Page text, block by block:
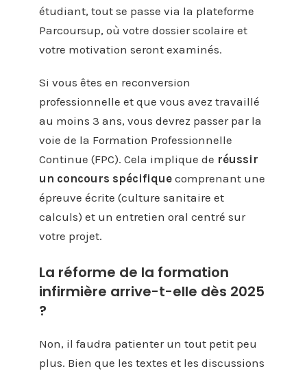
étudiant, tout se passe via la plateforme
Parcoursup, où votre dossier scolaire et
votre motivation seront examinés.
Si vous êtes en reconversion
professionnelle et que vous avez travaillé
au moins 3 ans, vous devrez passer par la
voie de la Formation Professionnelle
Continue (FPC). Cela implique de réussir
un concours spécifique comprenant une
épreuve écrite (culture sanitaire et
calculs) et un entretien oral centré sur
votre projet.
La réforme de la formation
infirmière arrive-t-elle dès 2025
?
Non, il faudra patienter un tout petit peu
plus. Bien que les textes et les discussions